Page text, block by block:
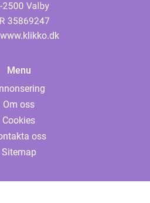
www.klikko.dk
Menu
Om oss
Cookies
oss
Sitemap